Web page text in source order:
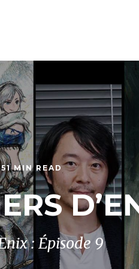
51 MIN READ
: Épisode 9